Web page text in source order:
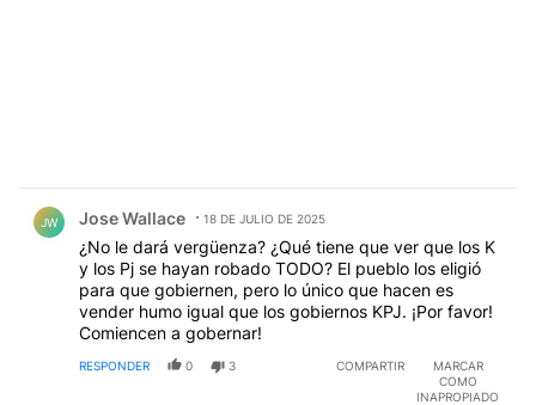
JW Jose Wallace 18 DE JULIO DE 2025
¿No le dará vergüenza? ¿Qué tiene que ver que los K
y los Pj se hayan robado TODO? El pueblo los eligió
para que gobiernen, pero lo único que hacen es
vender humo igual que los gobiernos KPJ. ¡Por favor!
Comiencen a gobernar!
RESPONDER 0 3 COMPARTIR
MARCAR
COMO
INAPROPIADO